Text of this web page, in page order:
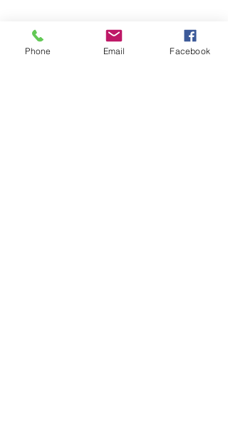
Phone Email Facebook